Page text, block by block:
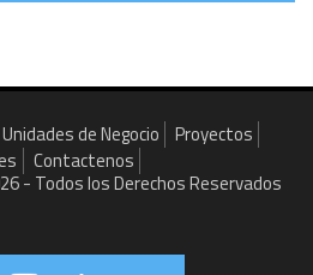
Unidades de Negocio
Proyectos
Contactenos
- Todos los Derechos Reservados